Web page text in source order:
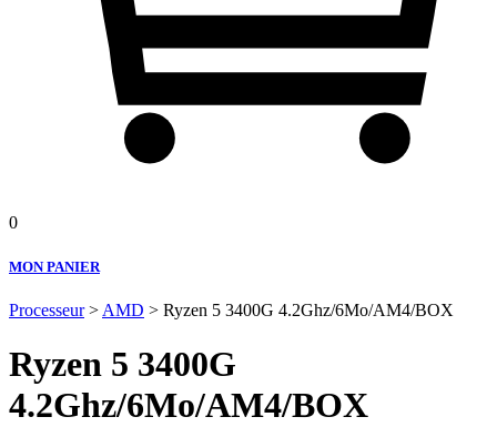
0
MON PANIER
Processeur> AMD > Ryzen 5 3400G 4.2Ghz/6Mo/AM4/BOX
Ryzen 5 3400G
4.2Ghz/6Mo/AM4/BOX